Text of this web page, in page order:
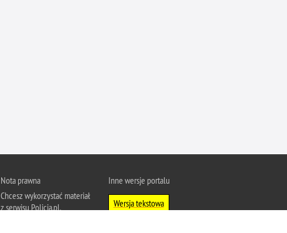
Pranie brudnych pieniędzy
Nota prawna
Chcesz wykorzystać materiał
z serwisu Policja.pl.
Inne wersje portalu
Wersja tekstowa